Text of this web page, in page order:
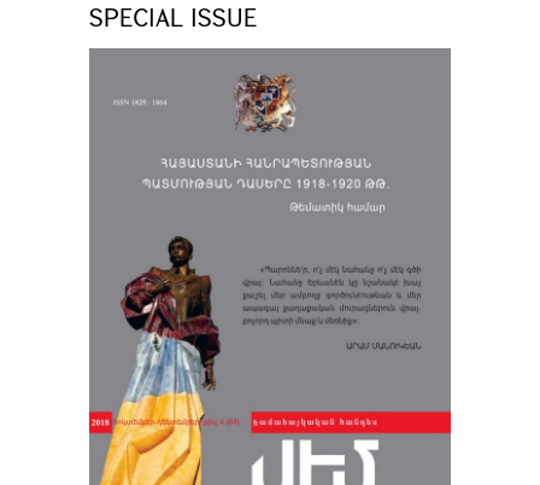
SPECIAL ISSUE